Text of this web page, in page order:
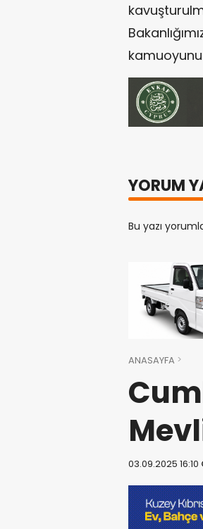
YORUM
Bu yazı
ANASAYFA
03.09.2025 16:10